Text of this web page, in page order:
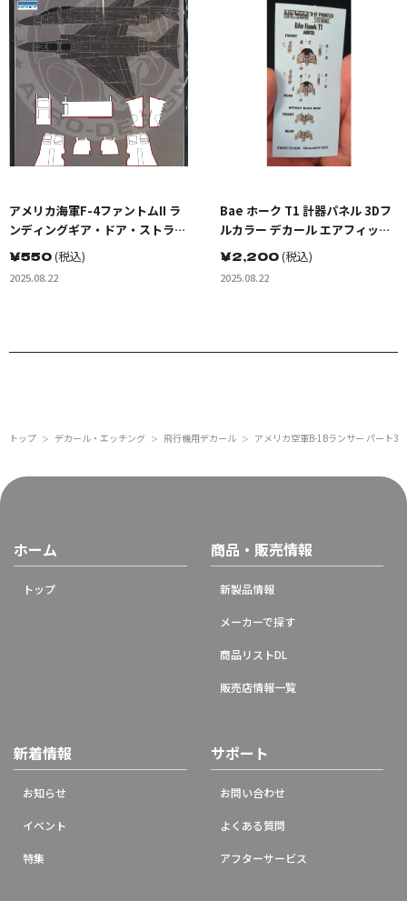
アメリカ海軍F-4ファントムII ラ
ンディングギア・ドア・ストライ
ピングセット
￥550(税込)
2025.08.22
Bae ホーク T1 計器パネル 3Dフ
ルカラー デカール エアフィック
スキット用
￥2,200(税込)
2025.08.22
トップ ＞ デカール・エッチング ＞ 飛行機用デカール ＞ アメリカ空軍B-1Bランサー パート3
ホーム
トップ
商品・販売情報
新製品情報
メーカーで探す
商品リストDL
販売店情報一覧
新着情報
お知らせ
イベント
特集
サポート
お問い合わせ
よくある質問
アフターサービス